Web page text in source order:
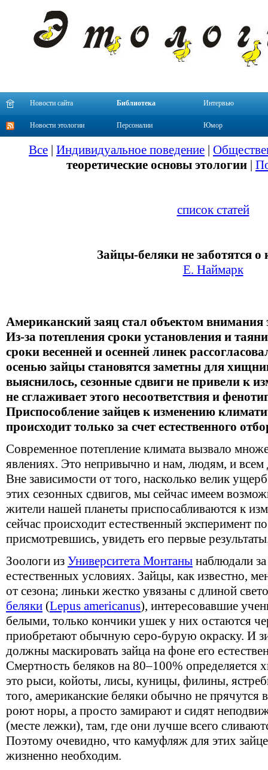
Новости сайта Библиотека Интервью
Новости этологии Персоналии Юмор
Все | Индивидуальное поведение |
теоретические основы этологии |
список статей
Зайцы-беляки не заботятся
Е. Наймарк
Американский заяц стал объектом
Из-за потепления сроки установления и
сроки весенней и осенней линек
осенью зайцы становятся заметны для
выяснилось, сезонные сдвиги не привели к
не сглаживает этого несоответствия и
Приспособление зайцев к изменению
происходит только за счет естественного
Современное потепление климата вызвало
явлениях. Это непривычно и нам, людям, и всем
Вне зависимости от того, насколько велик
этих сезонных сдвигов, мы сейчас имеем
жители нашей планеты приспосабливаются к
сейчас происходит естественный
присмотревшись, увидеть его первые
Зоологи из Университета Монтаны наблюдали
естественных условиях. Зайцы, как известно,
от сезона; линьки жестко увязаны с длиной
беляки (Lepus americanus), интересовавшие
белыми, только кончики ушек у них остаются
приобретают обычную серо-бурую окраску. И
должны маскировать зайца на фоне его
Смертность беляков на 80–100%
это рыси, койоты, лисы, куницы, филины,
того, американские беляки обычно не прячутся
роют норы, а просто замирают и сидят
(месте лежки), там, где они лучше всего
Поэтому очевидно, что камуфляж для этих
жизненно необходим.